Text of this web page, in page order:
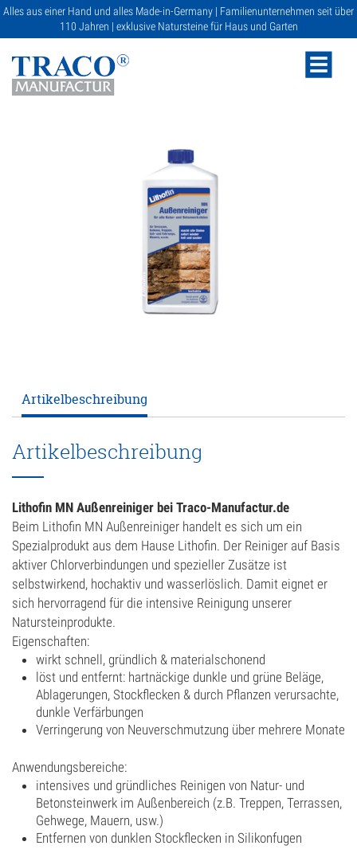
Alles aus einer Hand und alles Made-in-Germany | Familienunternehmen seit über
110 Jahren | exklusive Natursteine für Haus und Garten
ANFRAGE
KONFIGURATOR
0
Artikelbeschreibung
Artikelbeschreibung
Lithofin MN Außenreiniger bei Traco-Manufactur.de
Beim Lithofin MN Außenreiniger handelt es sich um ein
Spezialprodukt aus dem Hause Lithofin. Der Reiniger auf Basis
aktiver Chlorverbindungen und spezieller Zusätze ist
selbstwirkend, hochaktiv und wasserlöslich. Damit eignet er
sich hervorragend für die intensive Reinigung unserer
Natursteinprodukte.
Eigenschaften:
wirkt schnell, gründlich & materialschonend
löst und entfernt: hartnäckige dunkle und grüne Beläge,
Ablagerungen, Stockflecken & durch Pflanzen verursachte,
dunkle Verfärbungen
Verringerung von Neuverschmutzung über mehrere Monate
Anwendungsbereiche:
intensives und gründliches Reinigen von Natur- und
Betonsteinwerk im Außenbereich (z.B. Treppen, Terrassen,
Gehwege, Mauern, usw.)
Entfernen von dunklen Stockflecken in Silikonfugen